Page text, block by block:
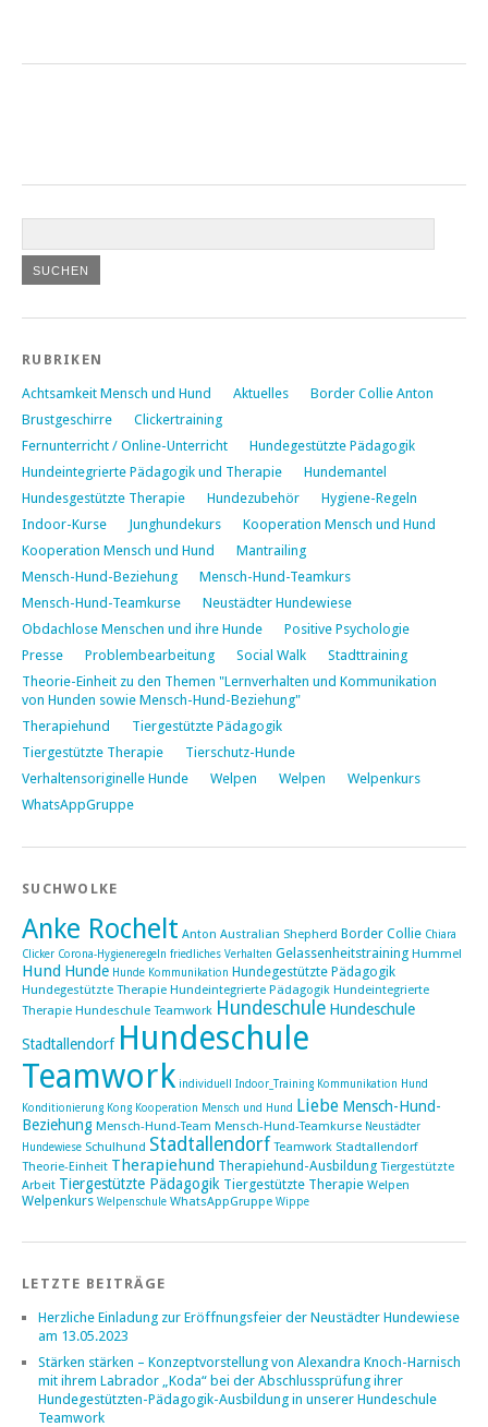
RUBRIKEN
Achtsamkeit Mensch und Hund Aktuelles
Border Collie Anton
Brustgeschirre
Clickertraining
Fernunterricht / Online-Unterricht
Hundegestützte Pädagogik
Hundeintegrierte Pädagogik und Therapie
Hundemantel
Hundesgestützte Therapie
Hundezubehör
Hygiene-Regeln
Indoor-Kurse
Junghundekurs
Kooperation Mensch und Hund
Kooperation Mensch und Hund
Mantrailing
Mensch-Hund-Beziehung
Mensch-Hund-Teamkurs
Mensch-Hund-Teamkurse
Neustädter Hundewiese
Obdachlose Menschen und ihre Hunde
Positive Psychologie
Presse
Problembearbeitung Social Walk
Stadttraining
Theorie-Einheit zu den Themen "Lernverhalten und Kommunikation
von Hunden sowie Mensch-Hund-Beziehung"
Therapiehund
Tiergestützte Pädagogik
Tiergestützte Therapie
Tierschutz-Hunde
Verhaltensoriginelle Hunde
Welpen Welpen
Welpenkurs
WhatsAppGruppe
SUCHWOLKE
Anke Rochelt Anton Australian Shepherd Border Collie Chiara
Clicker Corona-Hygieneregeln friedliches Verhalten Gelassenheitstraining Hummel
Hund Hunde Hunde Kommunikation Hundegestützte Pädagogik
Hundegestützte Therapie Hundeintegrierte Pädagogik Hundeintegrierte
Therapie Hundeschule Teamwork Hundeschule Hundeschule
Stadtallendorf Hundeschule
Teamwork individuell Indoor_Training Kommunikation Hund
Konditionierung Kong Kooperation Mensch und Hund Liebe Mensch-Hund-
Beziehung Mensch-Hund-Team Mensch-Hund-Teamkurse Neustädter
Hundewiese Schulhund Stadtallendorf Teamwork Stadtallendorf
Theorie-Einheit Therapiehund Therapiehund-Ausbildung Tiergestützte
Arbeit Tiergestützte Pädagogik Tiergestützte Therapie Welpen
Welpenkurs Welpenschule WhatsAppGruppe Wippe
LETZTE BEITRÄGE
Herzliche Einladung zur Eröffnungsfeier der Neustädter Hundewiese
am 13.05.2023
Stärken stärken – Konzeptvorstellung von Alexandra Knoch-Harnisch
mit ihrem Labrador „Koda“ bei der Abschlussprüfung ihrer
Hundegestützten-Pädagogik-Ausbildung in unserer Hundeschule
Teamwork